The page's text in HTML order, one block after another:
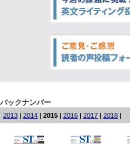
バックナンバー
2013 | 2014 | 2015 | 2016 | 2017 | 2018 |